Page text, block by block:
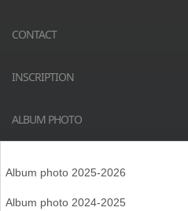
CONTACT
INSCRIPTION
ALBUM PHOTO
Album photo 2025-2026
Album photo 2024-2025